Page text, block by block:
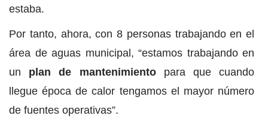
estaba.
Por tanto, ahora, con 8 personas trabajando en el
área de aguas municipal, “estamos trabajando en
un plan de mantenimiento para que cuando
llegue época de calor tengamos el mayor número
de fuentes operativas”.